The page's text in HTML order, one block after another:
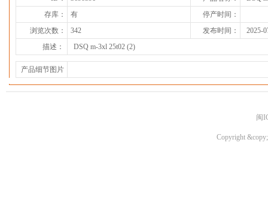
存库：
有
停产时间：
浏览次数：
342 发布时间：
2025-
描述：
DSQ m-3xl 25t02 (2)
产品细节图片
闽
Copyright